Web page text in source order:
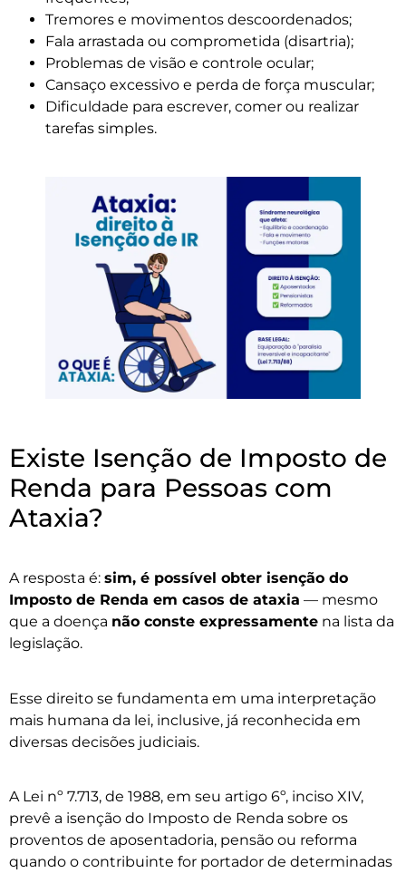
Tremores e movimentos descoordenados;
Fala arrastada ou comprometida (disartria);
Problemas de visão e controle ocular;
Cansaço excessivo e perda de força muscular;
Dificuldade para escrever, comer ou realizar
tarefas simples.
Existe Isenção de Imposto de
Renda para Pessoas com
Ataxia?
A resposta é: sim, é possível obter isenção do
Imposto de Renda em casos de ataxia — mesmo
que a doença não conste expressamente na lista da
legislação.
Esse direito se fundamenta em uma interpretação
mais humana da lei, inclusive, já reconhecida em
diversas decisões judiciais.
A Lei nº 7.713, de 1988, em seu artigo 6º, inciso XIV,
prevê a isenção do Imposto de Renda sobre os
proventos de aposentadoria, pensão ou reforma
quando o contribuinte for portador de determinadas